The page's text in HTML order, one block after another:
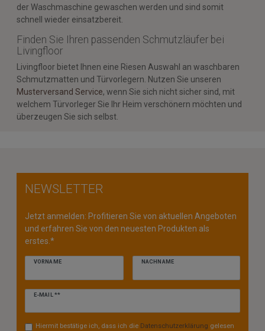
der Waschmaschine gewaschen werden und sind somit
schnell wieder einsatzbereit.
Finden Sie Ihren passenden Schmutzläufer bei
Livingfloor
Livingfloor bietet Ihnen eine Riesen Auswahl an waschbaren
Schmutzmatten und Türvorlegern. Nutzen Sie unseren
Musterversand Service, wenn Sie sich nicht sicher sind, mit
welchem Türvorleger Sie Ihr Heim verschönern möchten und
überzeugen Sie sich selbst.
NEWSLETTER
Jetzt anmelden: Profitieren Sie von aktuellen Angeboten
und erfahren Sie von den neuesten Produkten als
erstes.*
VORNAME NACHNAME
E-MAIL **
Newsletter
Hiermit bestätige ich, dass ich die Daten­schutz­erklärung gelesen